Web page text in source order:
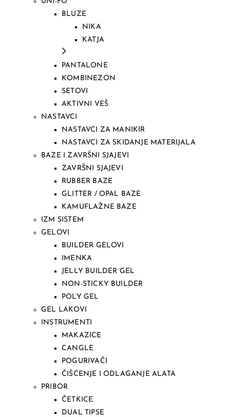
BLUZE
NIKA
KATJA
PANTALONE
KOMBINEZON
SETOVI
AKTIVNI VEŠ
NASTAVCI
NASTAVCI ZA MANIKIR
NASTAVCI ZA SKIDANJE MATERIJALA
BAZE I ZAVRŠNI SJAJEVI
ZAVRŠNI SJAJEVI
RUBBER BAZE
GLITTER / OPAL BAZE
KAMUFLAŽNE BAZE
IZM SISTEM
GELOVI
BUILDER GELOVI
IMENKA
JELLY BUILDER GEL
NON-STICKY BUILDER
POLY GEL
GEL LAKOVI
INSTRUMENTI
MAKAZICE
CANGLE
POGURIVAČI
ČIŠĆENJE I ODLAGANJE ALATA
PRIBOR
ČETKICE
DUAL TIPSE